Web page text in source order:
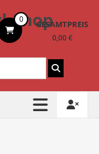
Shop
0 GESAMTPREIS
0,00 €